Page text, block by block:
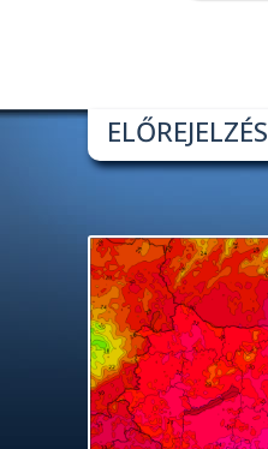
ELŐREJELZÉS